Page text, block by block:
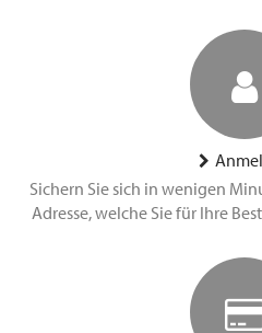
Sichern Sie sich in wenigen
Adresse, welche Sie für Ihre